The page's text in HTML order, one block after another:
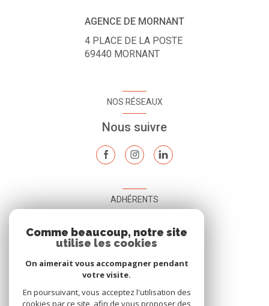
AGENCE DE MORNANT
4 PLACE DE LA POSTE
69440 MORNANT
NOS RÉSEAUX
Nous suivre
ADHÉRENTS
Nous adhérons
Comme beaucoup, notre site
utilise les cookies
On aimerait vous accompagner pendant
votre visite.
En poursuivant, vous acceptez l'utilisation des
cookies par ce site, afin de vous proposer des